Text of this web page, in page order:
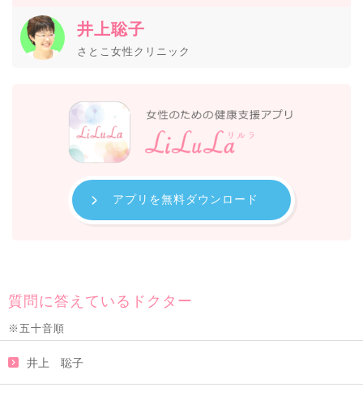
井上聡子
さとこ女性クリニック
アプリを無料ダウンロード
質問に答えているドクター
※五十音順
井上 聡子